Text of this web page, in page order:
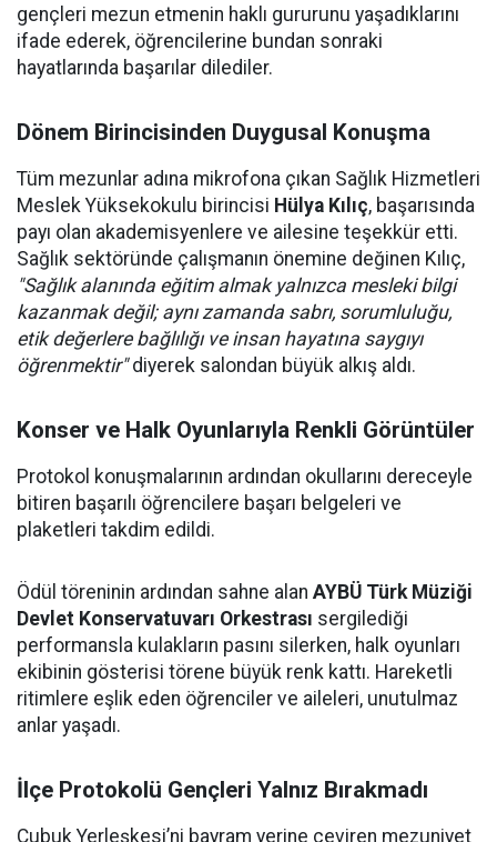
gençleri mezun etmenin haklı gururunu yaşadıklarını
ifade ederek, öğrencilerine bundan sonraki
hayatlarında başarılar dilediler.
Dönem Birincisinden Duygusal Konuşma
Tüm mezunlar adına mikrofona çıkan Sağlık Hizmetleri
Meslek Yüksekokulu birincisi Hülya Kılıç, başarısında
payı olan akademisyenlere ve ailesine teşekkür etti.
Sağlık sektöründe çalışmanın önemine değinen Kılıç,
"Sağlık alanında eğitim almak yalnızca mesleki bilgi
kazanmak değil; aynı zamanda sabrı, sorumluluğu,
etik değerlere bağlılığı ve insan hayatına saygıyı
öğrenmektir"diyerek salondan büyük alkış aldı.
Konser ve Halk Oyunlarıyla Renkli Görüntüler
Protokol konuşmalarının ardından okullarını dereceyle
bitiren başarılı öğrencilere başarı belgeleri ve
plaketleri takdim edildi.
Ödül töreninin ardından sahne alan AYBÜ Türk Müziği
Devlet Konservatuvarı Orkestrası sergilediği
performansla kulakların pasını silerken, halk oyunları
ekibinin gösterisi törene büyük renk kattı. Hareketli
ritimlere eşlik eden öğrenciler ve aileleri, unutulmaz
anlar yaşadı.
İlçe Protokolü Gençleri Yalnız Bırakmadı
Çubuk Yerleşkesi’ni bayram yerine çeviren mezuniyet